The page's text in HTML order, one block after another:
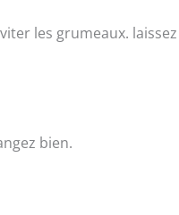
les grumeaux. laissez
bien.